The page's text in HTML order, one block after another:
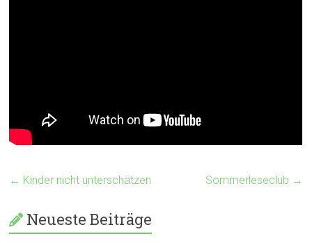
← Kinder nicht unterschätzen Sommerleseclub →
Neueste Beiträge